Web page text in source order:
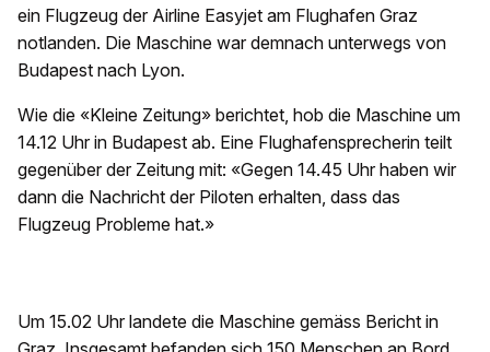
ein Flugzeug der Airline Easyjet am Flughafen Graz
notlanden. Die Maschine war demnach unterwegs von
Budapest nach Lyon.
Wie die «Kleine Zeitung» berichtet, hob die Maschine um
14.12 Uhr in Budapest ab. Eine Flughafensprecherin teilt
gegenüber der Zeitung mit: «Gegen 14.45 Uhr haben wir
dann die Nachricht der Piloten erhalten, dass das
Flugzeug Probleme hat.»
Um 15.02 Uhr landete die Maschine gemäss Bericht in